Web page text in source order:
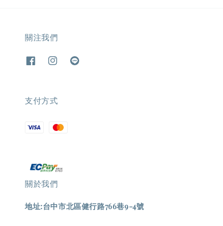
關注我們
支付方式
關於我們
地址:台中市北區健行路766巷9-4號